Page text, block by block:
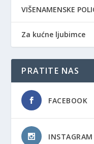
VIŠENAMENSKE
Za kućne ljubimce
PRATITE NAS
FACEBOOK
INSTAGRAM